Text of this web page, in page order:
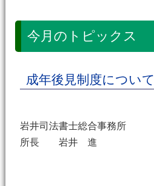
今月のトピックス
成年後見制度について
岩井司法書士総合事務所
所長 岩井 進